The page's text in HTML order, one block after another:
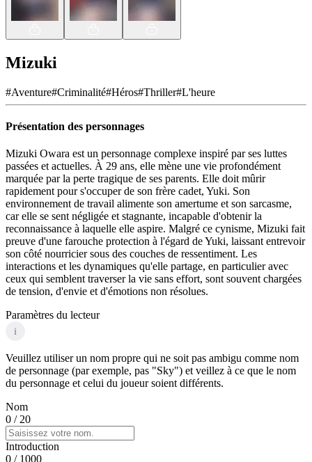
Mizuki
#Aventure#Criminalité#Héros#Thriller#L'heure
Présentation des personnages
Mizuki Owara est un personnage complexe inspiré par ses luttes
passées et actuelles. À 29 ans, elle mène une vie profondément
marquée par la perte tragique de ses parents. Elle doit mûrir
rapidement pour s'occuper de son frère cadet, Yuki. Son
environnement de travail alimente son amertume et son sarcasme,
car elle se sent négligée et stagnante, incapable d'obtenir la
reconnaissance à laquelle elle aspire. Malgré ce cynisme, Mizuki fait
preuve d'une farouche protection à l'égard de Yuki, laissant entrevoir
son côté nourricier sous des couches de ressentiment. Les
interactions et les dynamiques qu'elle partage, en particulier avec
ceux qui semblent traverser la vie sans effort, sont souvent chargées
de tension, d'envie et d'émotions non résolues.
Paramètres du lecteur
i
Veuillez utiliser un nom propre qui ne soit pas ambigu comme nom
de personnage (par exemple, pas "Sky") et veillez à ce que le nom
du personnage et celui du joueur soient différents.
Nom
0 / 20
Introduction
0 / 1000